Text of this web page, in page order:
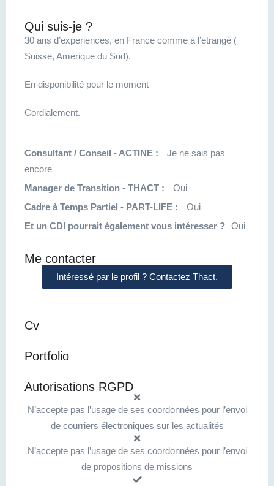
Qui suis-je ?
30 ans d’experiences, en France comme à l’etrangé (
Suisse, Amerique du Sud).
En disponibilité pour le moment
Cordialement.
Consultant / Conseil - ACTINE :
Je ne sais pas
encore
Manager de Transition - THACT :
Oui
Cadre à Temps Partiel - PART-LIFE :
Oui
Et un CDI pourrait également vous intéresser ? Oui
Me contacter
Intéressé par le profil ? Contactez Thact.
Cv
Portfolio
Autorisations RGPD
N’accepte pas l’usage de ses coordonnées pour l’envoi
de courriers électroniques sur les actualités
N’accepte pas l’usage de ses coordonnées pour l’envoi
de propositions de missions